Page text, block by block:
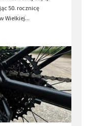
50. rocznicę
Wielkiej...